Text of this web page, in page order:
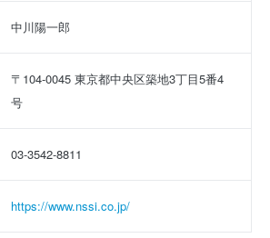
中川陽一郎
〒104-0045 東京都中央区築地3丁目5番4
号
03-3542-8811
https://www.nssi.co.jp/